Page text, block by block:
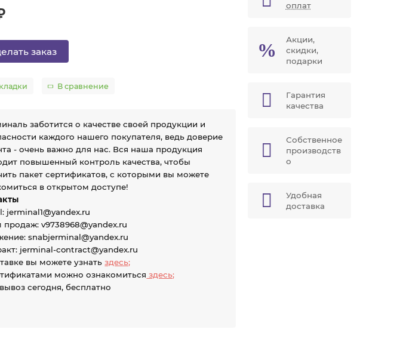
заказ
В сравнение
заботится о качестве своей продукции и
каждого нашего покупателя, ведь доверие
- очень важно для нас. Вся наша продукция
повышенный контроль качества, чтобы
пакет сертификатов, с которыми вы можете
в открытом доступе!
jerminal1@yandex.ru
продаж: v9738968@yandex.ru
snabjerminal@yandex.ru
jerminal-contract@yandex.ru
вы можете узнатьздесь;
можно ознакомиться здесь;
сегодня, бесплатно
оплат
Акции,
скидки,
подарки
Гарантия
качества
Собственное
производств
о
Удобная
доставка